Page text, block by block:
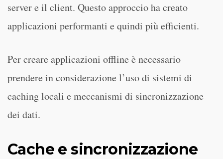
server e il client. Questo approccio ha creato
applicazioni performanti e quindi più efficienti.
Per creare applicazioni offline è necessario
prendere in considerazione l’uso di sistemi di
caching locali e meccanismi di sincronizzazione
dei dati.
Cache e sincronizzazione